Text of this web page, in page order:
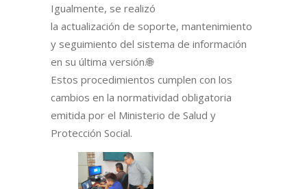
Igualmente, se realizó
la actualización de soporte, mantenimiento
y seguimiento del sistema de información
en su última versión.🌐
Estos procedimientos cumplen con los
cambios en la normatividad obligatoria
emitida por el Ministerio de Salud y
Protección Social.